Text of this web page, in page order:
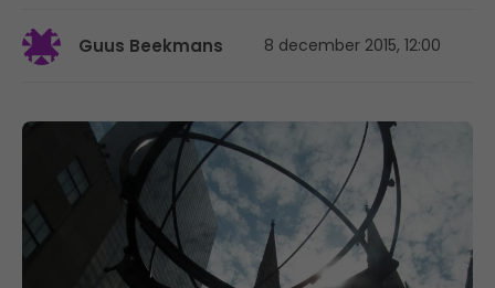
Guus Beekmans 8 december 2015, 12:00